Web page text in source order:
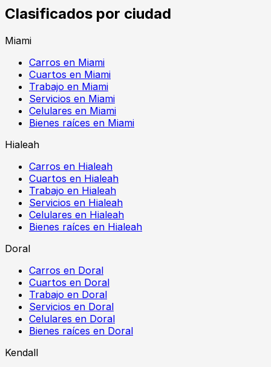
Clasificados por ciudad
Miami
Carros en Miami
Cuartos en Miami
Trabajo en Miami
Servicios en Miami
Celulares en Miami
Bienes raíces en Miami
Hialeah
Carros en Hialeah
Cuartos en Hialeah
Trabajo en Hialeah
Servicios en Hialeah
Celulares en Hialeah
Bienes raíces en Hialeah
Doral
Carros en Doral
Cuartos en Doral
Trabajo en Doral
Servicios en Doral
Celulares en Doral
Bienes raíces en Doral
Kendall